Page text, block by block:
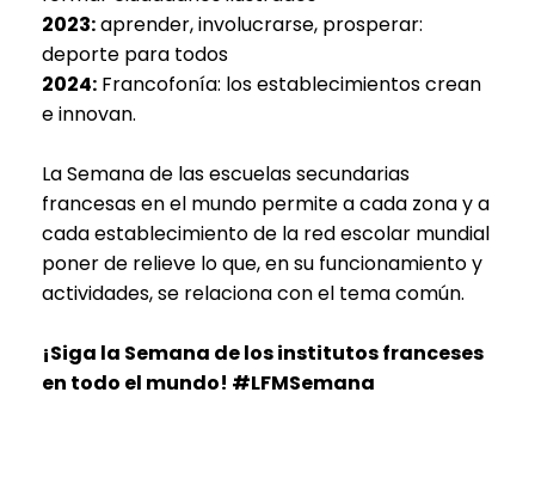
2023:aprender, involucrarse, prosperar:
deporte para todos
2024: Francofonía: los establecimientos crean
e innovan.
La Semana de las escuelas secundarias
francesas en el mundo permite a cada zona y a
cada establecimiento de la red escolar mundial
poner de relieve lo que, en su funcionamiento y
actividades, se relaciona con el tema común.
¡Siga la Semana de los institutos franceses
en todo el mundo! #LFMSemana